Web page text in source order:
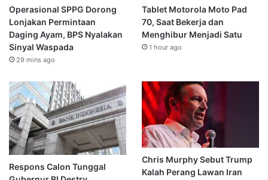
Operasional SPPG Dorong
Lonjakan Permintaan
Daging Ayam, BPS Nyalakan
Sinyal Waspada
29 mins ago
Tablet Motorola Moto Pad
70, Saat Bekerja dan
Menghibur Menjadi Satu
1 hour ago
Respons Calon Tunggal
Chris Murphy Sebut Trump
Kalah Perang Lawan Iran